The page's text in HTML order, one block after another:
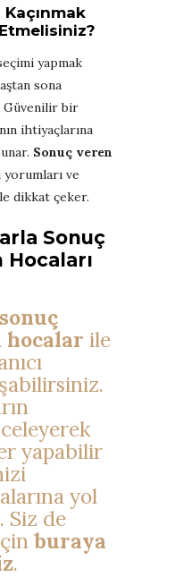
Kaçınmak
yapmak
sona
Güvenilir bir
ihtiyaçlarına
Sonuç veren
ve
dikkat çeker.
Sonuç
sonuç
hocalar ile
yapabilir
yol
Siz de
buraya
.